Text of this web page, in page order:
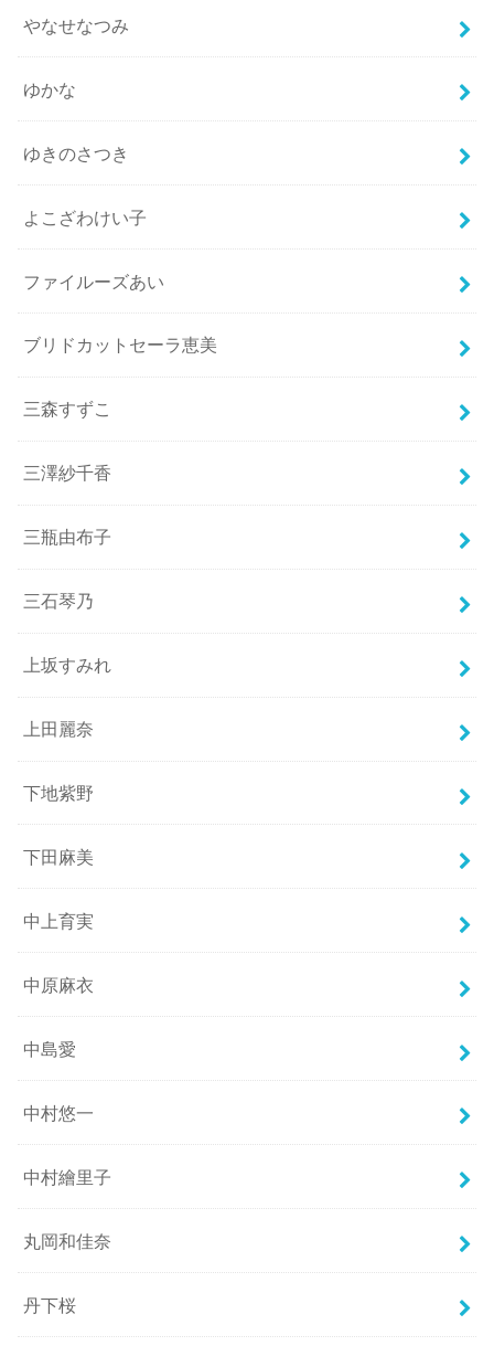
やなせなつみ
ゆかな
ゆきのさつき
よこざわけい子
ファイルーズあい
ブリドカットセーラ恵美
三森すずこ
三澤紗千香
三瓶由布子
三石琴乃
上坂すみれ
上田麗奈
下地紫野
下田麻美
中上育実
中原麻衣
中島愛
中村悠一
中村繪里子
丸岡和佳奈
丹下桜